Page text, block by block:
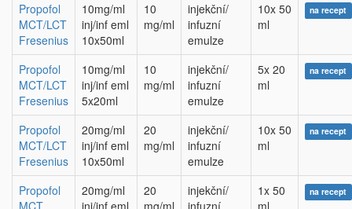
Propofol
MCT/LCT
Fresenius
10mg/ml
inj/inf eml
10x50ml
10
mg/ml
injekční/
infuzní
emulze
10x 50
ml
na recept
Propofol
MCT/LCT
Fresenius
10mg/ml
inj/inf eml
5x20ml
10
mg/ml
injekční/
infuzní
emulze
5x 20
ml
na recept
Propofol
MCT/LCT
Fresenius
20mg/ml
inj/inf eml
10x50ml
20
mg/ml
injekční/
infuzní
emulze
10x 50
ml
na recept
Propofol
20mg/ml
20
injekční/
1x 50
na recept